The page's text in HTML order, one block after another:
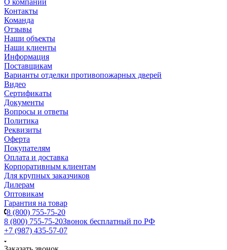
О компании
Контакты
Команда
Отзывы
Наши объекты
Наши клиенты
Информация
Поставщикам
Варианты отделки противопожарных дверей
Видео
Сертификаты
Документы
Вопросы и ответы
Политика
Реквизиты
Оферта
Покупателям
Оплата и доставка
Корпоративным клиентам
Для крупных заказчиков
Дилерам
Оптовикам
Гарантия на товар
8 (800) 755-75-20
8 (800) 755-75-20Звонок бесплатный по РФ
+7 (987) 435-57-07